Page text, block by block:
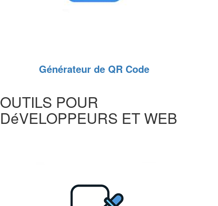
Générateur de QR Code
OUTILS POUR
DéVELOPPEURS ET WEB